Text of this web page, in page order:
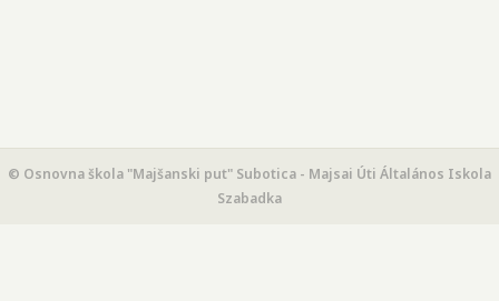
© Osnovna škola "Majšanski put" Subotica - Majsai Úti Általános Iskola
Szabadka